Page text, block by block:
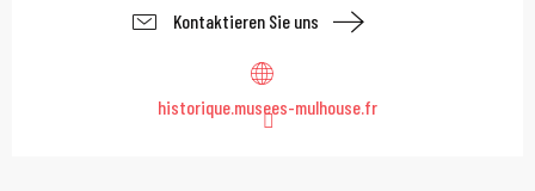
Kontaktieren Sie uns
historique.musees-mulhouse.fr